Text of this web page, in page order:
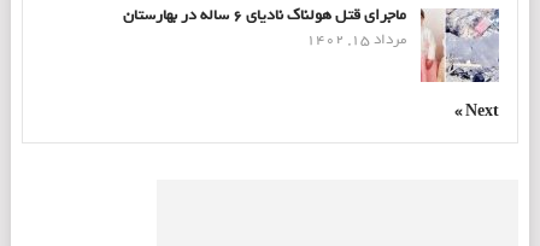
ماجرای قتل هولناک نادیای ۶ ساله در بهارستان
مرداد 15, 1402
Next »